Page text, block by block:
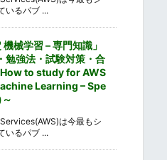
いるパブ ...
機械学習 – 専門知識」
勉強法・試験対策・合
How to study for AWS
Learning – Spe
は今最もシ
いるパブ ...